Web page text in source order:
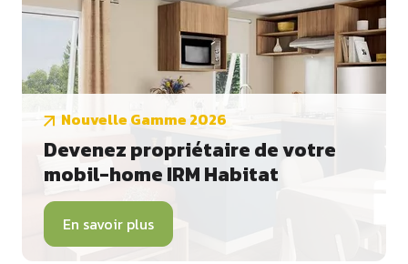
Nouvelle Gamme 2026
Devenez propriétaire de votre
mobil-home IRM Habitat
En savoir plus